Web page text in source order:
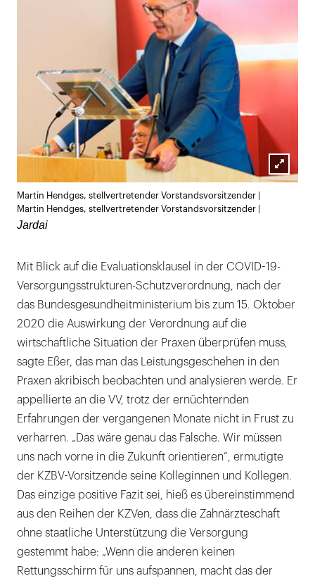
Martin Hendges, stellvertretender Vorstandsvorsitzender |
Martin Hendges, stellvertretender Vorstandsvorsitzender |
Jardai
Mit Blick auf die Evaluationsklausel in der COVID-19-
Versorgungsstrukturen-Schutzverordnung, nach der
das Bundesgesundheitministerium bis zum 15. Oktober
2020 die Auswirkung der Verordnung auf die
wirtschaftliche Situation der Praxen überprüfen muss,
sagte Eßer, das man das Leistungsgeschehen in den
Praxen akribisch beobachten und analysieren werde. Er
appellierte an die VV, trotz der ernüchternden
Erfahrungen der vergangenen Monate nicht in Frust zu
verharren. „Das wäre genau das Falsche. Wir müssen
uns nach vorne in die Zukunft orientieren“, ermutigte
der KZBV-Vorsitzende seine Kolleginnen und Kollegen.
Das einzige positive Fazit sei, hieß es übereinstimmend
aus den Reihen der KZVen, dass die Zahnärzteschaft
ohne staatliche Unterstützung die Versorgung
gestemmt habe: „Wenn die anderen keinen
Rettungsschirm für uns aufspannen, macht das der